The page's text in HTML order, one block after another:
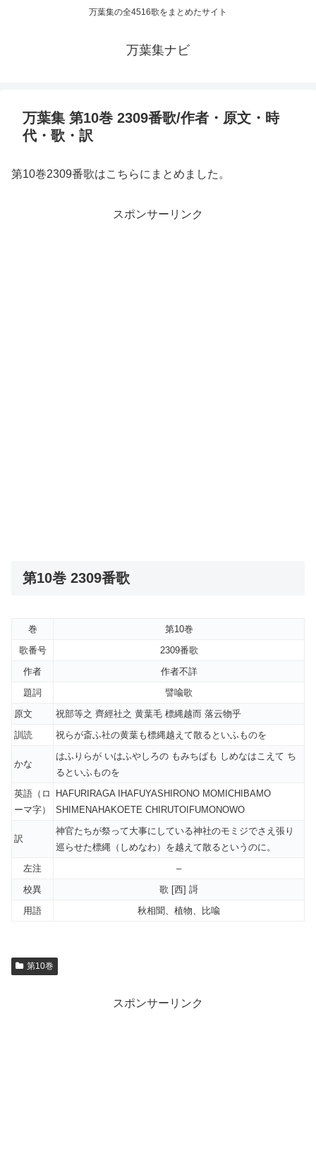
万葉集の全4516歌をまとめたサイト
万葉集ナビ
万葉集 第10巻 2309番歌/作者・原文・時
代・歌・訳
第10巻2309番歌はこちらにまとめました。
スポンサーリンク
第10巻 2309番歌
巻
第10巻
歌番号
2309番歌
作者
作者不詳
題詞
譬喩歌
原文
祝部等之 齊經社之 黄葉毛 標縄越而 落云物乎
訓読
祝らが斎ふ社の黄葉も標縄越えて散るといふものを
かな
はふりらが いはふやしろの もみちばも しめなはこえて ち
るといふものを
英語（ロ
ーマ字）
HAFURIRAGA IHAFUYASHIRONO MOMICHIBAMO
SHIMENAHAKOETE CHIRUTOIFUMONOWO
訳
神官たちが祭って大事にしている神社のモミジでさえ張り
巡らせた標縄（しめなわ）を越えて散るというのに。
左注
–
校異
歌 [西] 謌
用語
秋相聞、植物、比喩
第10巻
スポンサーリンク